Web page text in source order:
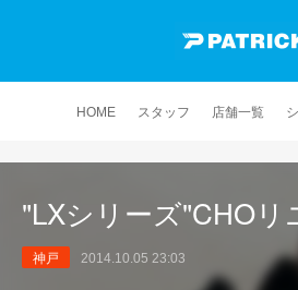
HOME スタッフ 店舗一覧
"LXシリーズ"CHOリ
神戸 2014.10.05 23:03